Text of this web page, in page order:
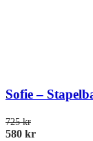
Sofie –
725kr
580 kr